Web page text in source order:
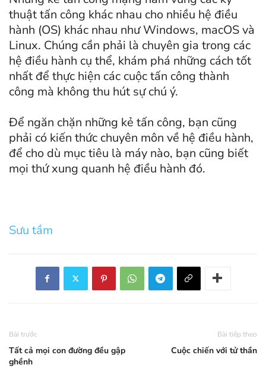
thuật tấn công khác nhau cho nhiều hệ điều
hành (OS) khác nhau như Windows, macOS và
Linux. Chúng cần phải là chuyên gia trong các
hệ điều hành cụ thể, khám phá những cách tốt
nhất để thực hiện các cuộc tấn công thành
công mà không thu hút sự chú ý.
Để ngăn chặn những kẻ tấn công, bạn cũng
phải có kiến thức chuyên môn về hệ điều hành,
để cho dù mục tiêu là máy nào, bạn cũng biết
mọi thứ xung quanh hệ điều hành đó.
Sưu tầm
Bài trước
Tất cả mọi con đường đều gập
ghềnh
Bài tiếp theo
Cuộc chiến với tử thần